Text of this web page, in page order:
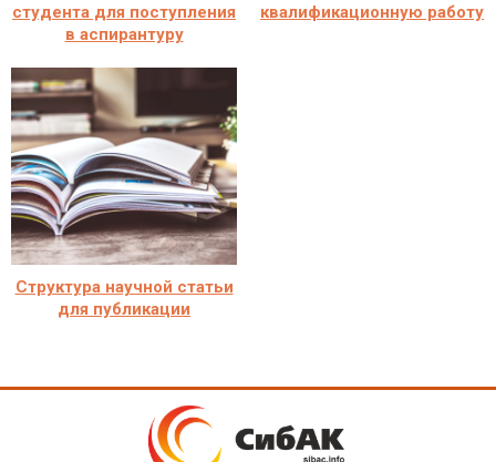
студента для поступления
в аспирантуру
квалификационную работу
Структура научной статьи
для публикации